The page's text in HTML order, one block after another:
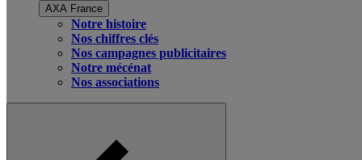
AXA France
Notre histoire
Nos chiffres clés
Nos campagnes publicitaires
Notre mécénat
Nos associations